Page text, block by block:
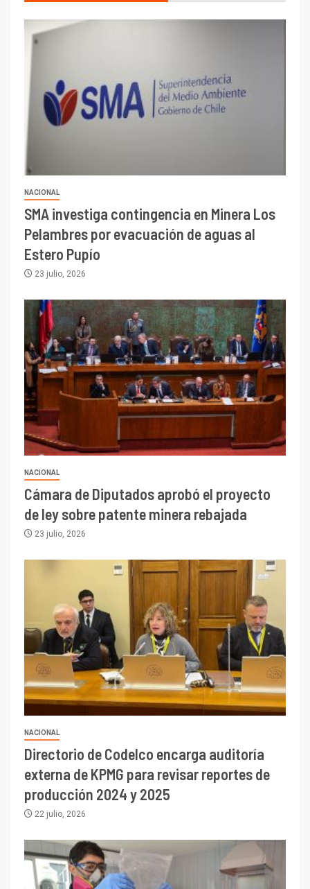
NACIONAL
SMA investiga contingencia en Minera Los
Pelambres por evacuación de aguas al
Estero Pupío
23 julio, 2026
NACIONAL
Cámara de Diputados aprobó el proyecto
de ley sobre patente minera rebajada
23 julio, 2026
NACIONAL
Directorio de Codelco encarga auditoría
externa de KPMG para revisar reportes de
producción 2024 y 2025
22 julio, 2026